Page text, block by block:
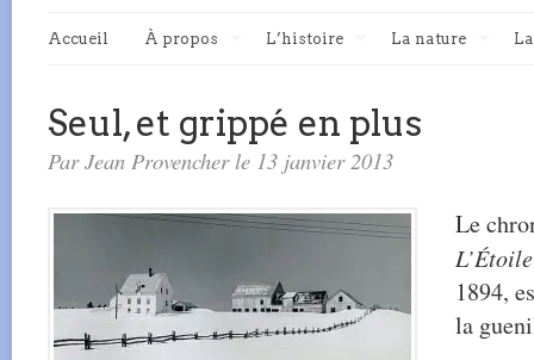
Accueil À propos L’histoire La nature
Seul, et grippé en plus
Par Jean Provencher le 13 janvier 2013
Le
1894,
la